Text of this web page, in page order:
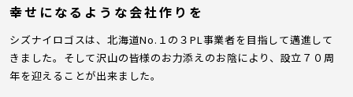
幸せになるような会社作りを
シズナイロゴスは、北海道No.１の３PL事業者を目指して邁進して
きました。そして沢山の皆様のお力添えのお陰により、設立７０周
年を迎えることが出来ました。